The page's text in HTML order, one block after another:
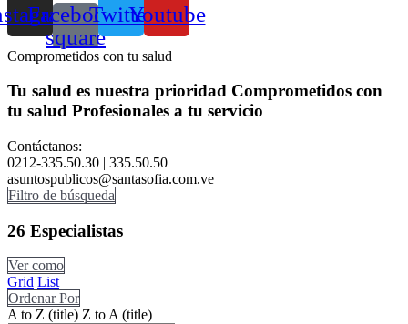
Facebook-
square
TwitterYoutube
Comprometidos con tu salud
Tu salud es nuestra prioridad Comprometidos con
tu salud Profesionales a tu servicio
Contáctanos:
0212-335.50.30 | 335.50.50
asuntospublicos@santasofia.com.ve
Filtro de búsqueda
26 Especialistas
Ver como
Grid List
Ordenar Por
A to Z (title) Z to A (title)